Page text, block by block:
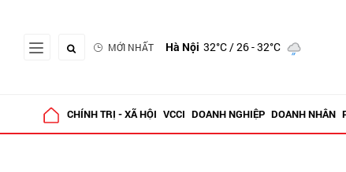
MỚI NHẤT Hà Nội 32°C/ 26 - 32°C
CHÍNH TRỊ - XÃ HỘI VCCI DOANH NGHIỆP DOANH NHÂN